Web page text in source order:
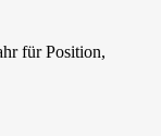
für Position,